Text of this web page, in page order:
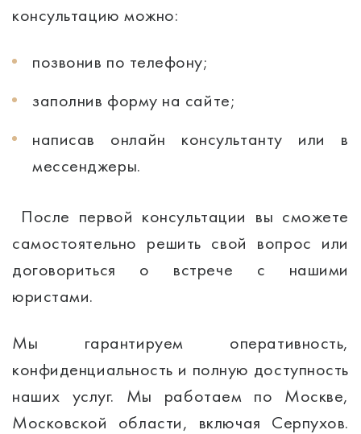
консультацию можно:
позвонив по телефону;
заполнив форму на сайте;
написав онлайн консультанту или в
мессенджеры.
После первой консультации вы сможете
самостоятельно решить свой вопрос или
договориться о встрече с нашими
юристами.
Мы гарантируем оперативность,
конфиденциальность и полную доступность
наших услуг. Мы работаем по Москве,
Московской области, включая Серпухов.